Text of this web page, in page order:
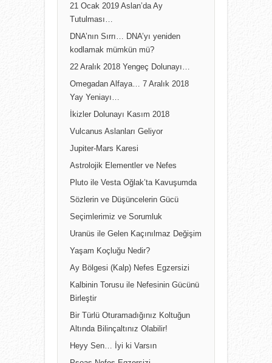
21 Ocak 2019 Aslan’da Ay
Tutulması…
DNA’nın Sırrı… DNA’yı yeniden
kodlamak mümkün mü?
22 Aralık 2018 Yengeç Dolunayı…
Omegadan Alfaya… 7 Aralık 2018
Yay Yeniayı…
İkizler Dolunayı Kasım 2018
Vulcanus Aslanları Geliyor
Jupiter-Mars Karesi
Astrolojik Elementler ve Nefes
Pluto ile Vesta Oğlak’ta Kavuşumda
Sözlerin ve Düşüncelerin Gücü
Seçimlerimiz ve Sorumluk
Uranüs ile Gelen Kaçınılmaz Değişim
Yaşam Koçluğu Nedir?
Ay Bölgesi (Kalp) Nefes Egzersizi
Kalbinin Torusu ile Nefesinin Gücünü
Birleştir
Bir Türlü Oturamadığınız Koltuğun
Altında Bilinçaltınız Olabilir!
Heyy Sen… İyi ki Varsın